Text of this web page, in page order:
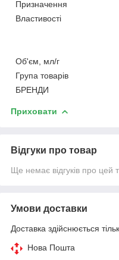
Призначення
Властивості
Об'єм, мл/г
Група товарів
БРЕНДИ
Приховати
Відгуки про товар
Ще немає відгуків про цей
Умови доставки
Доставка здійснюється
Нова Пошта